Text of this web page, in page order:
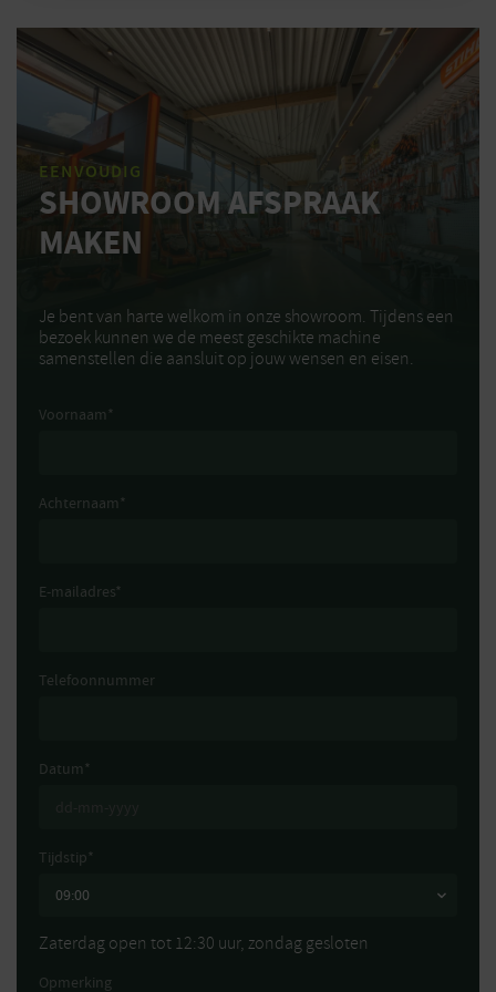
EENVOUDIG
SHOWROOM AFSPRAAK
MAKEN
Je bent van harte welkom in onze showroom. Tijdens een
bezoek kunnen we de meest geschikte machine
samenstellen die aansluit op jouw wensen en eisen.
Voornaam *
Achternaam *
E-mailadres*
Telefoonnummer
Datum *
Tijdstip*
Zaterdag open tot 12:30 uur, zondag gesloten
Opmerking